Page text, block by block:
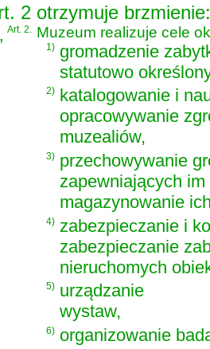
2 otrzymuje brzmienie:
Art. 2. Muzeum realizuje cele
1) gromadzenie
statutowo
2)
katalogowanie i
opracowywanie
muzealiów,
3) przechowywanie
zapewniających
magazynowanie
4) zabezpieczanie i
zabezpieczanie
nieruchomych
5) urządzanie
wystaw,
6) organizowanie